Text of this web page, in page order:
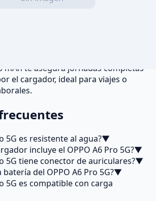
mAh te asegura jornadas completas
el cargador, ideal para viajes o
5G es resistente al agua?▼
incluye el OPPO A6 Pro 5G?▼
5G tiene conector de auriculares?▼
del OPPO A6 Pro 5G?▼
5G es compatible con carga